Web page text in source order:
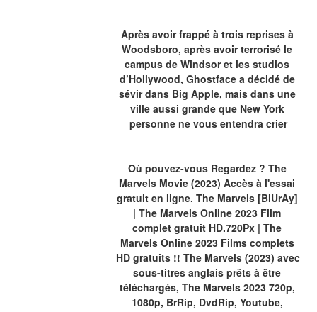
Après avoir frappé à trois reprises à
Woodsboro, après avoir terrorisé le
campus de Windsor et les studios
d’Hollywood, Ghostface a décidé de
sévir dans Big Apple, mais dans une
ville aussi grande que New York
personne ne vous entendra crier
Où pouvez-vous Regardez ? The
Marvels Movie (2023) Accès à l'essai
gratuit en ligne. The Marvels [BlUrAy]
| The Marvels Online 2023 Film
complet gratuit HD.720Px | The
Marvels Online 2023 Films complets
HD gratuits !! The Marvels (2023) avec
sous-titres anglais prêts à être
téléchargés, The Marvels 2023 720p,
1080p, BrRip, DvdRip, Youtube,